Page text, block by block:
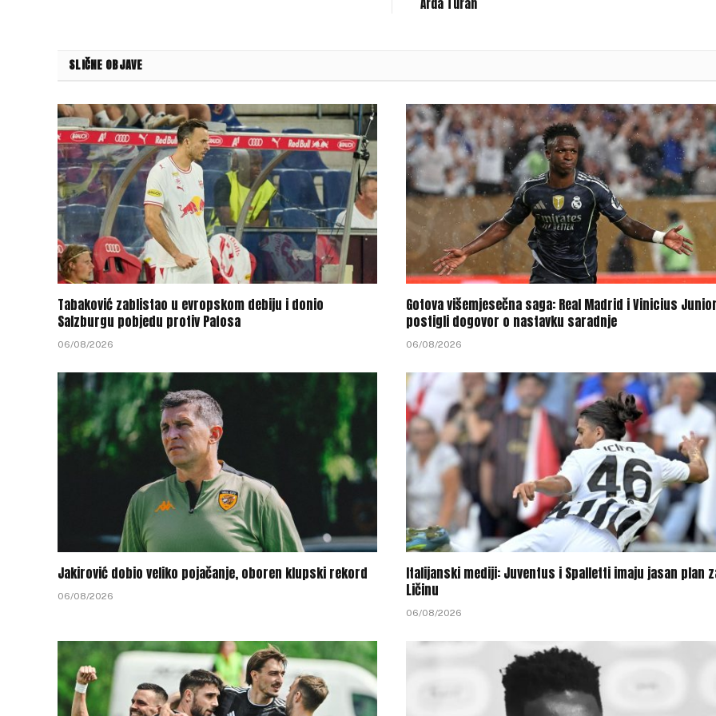
Arda Turan
SLIČNE OBJAVE
Tabaković zablistao u evropskom debiju i donio
Salzburgu pobjedu protiv Pafosa
06/08/2026
Gotova višemjesečna saga: Real Madrid i Vinicius
postigli dogovor o nastavku saradnje
06/08/2026
Jakirović dobio veliko pojačanje, oboren klupski rekord
06/08/2026
Italijanski mediji: Juventus i Spalletti imaju jasan plan
Ličinu
06/08/2026